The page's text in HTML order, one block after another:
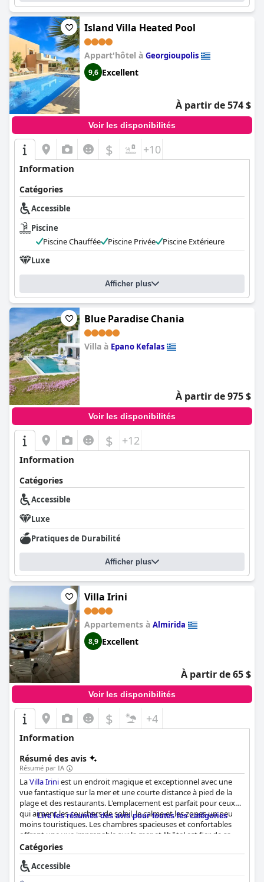
Island Villa Heated Pool
Appart'hôtel à Georgioupolis
9,6 Excellent
À partir de 574 $
Voir les disponibilités
$ +10
Information
Catégories
Accessible
Piscine
Piscine Chauffée
Piscine Privée
Piscine Extérieure
Luxe
Afficher plus
Blue Paradise Chania
Villa à Epano Kefalas
À partir de 975 $
Voir les disponibilités
$ +12
Information
Catégories
Accessible
Luxe
Pratiques de Durabilité
Afficher plus
Villa Irini
Appartements à Almirida
8,9 Excellent
À partir de 65 $
Voir les disponibilités
$ +4
Information
Résumé des avis
Résumé par IA
LaVilla Iriniest un endroit magique et exceptionnel avec une
vue fantastique sur la mer et une courte distance à pied de la
plage et des restaurants. L'emplacement est parfait pour ceux
qui aiment les couchers de soleil, le calme et les zones un peu
moins touristiques. Les chambres spacieuses et confortables
offrent une vue imprenable sur la mer et l'hôtel est fier de sa
propreté. Le propriétaire, Spiros, est très apprécié pour son
excellente hospitalité, qui fait que les clients se sentent comme
chez eux. Le personnel de l'hôtel est amical et serviable et la
Lire les résumés des avis pour toutes les catégories
Catégories
Accessible